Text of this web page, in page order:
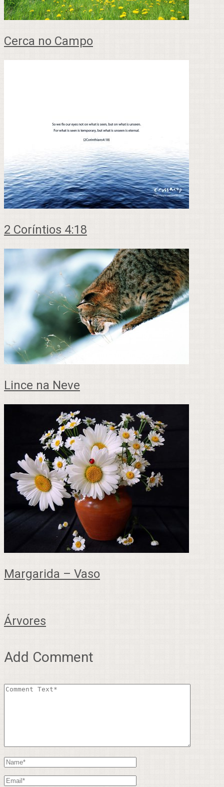
Cerca no Campo
2 Coríntios 4:18
Lince na Neve
Margarida – Vaso
Árvores
Add Comment